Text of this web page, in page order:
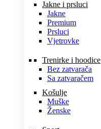
Jakne i prsluci
Jakne
Premium
Prsluci
Vjetrovke
Trenirke i hoodice
Bez zatvarača
Sa zatvaračem
Košulje
Muške
Ženske